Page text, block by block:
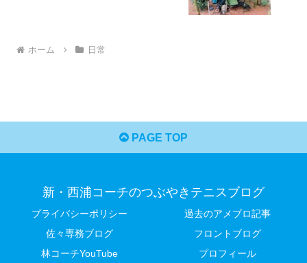
ホーム 日常
PAGE TOP
新・西浦コーチのつぶやきテニスブログ
プライバシーポリシー
過去のアメブロ記事
佐々専務ブログ
フロントブログ
林コーチYouTube
プロフィール